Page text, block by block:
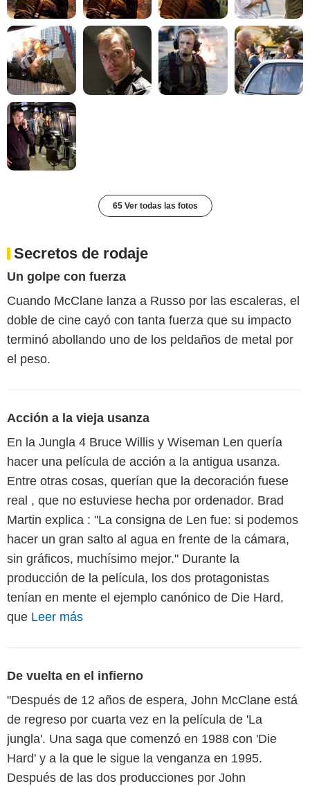
65 Ver todas las fotos
Secretos de rodaje
Un golpe con fuerza
Cuando McClane lanza a Russo por las escaleras, el
doble de cine cayó con tanta fuerza que su impacto
terminó abollando uno de los peldaños de metal por
el peso.
Acción a la vieja usanza
En la Jungla 4 Bruce Willis y Wiseman Len quería
hacer una película de acción a la antigua usanza.
Entre otras cosas, querían que la decoración fuese
real , que no estuviese hecha por ordenador. Brad
Martin explica : "La consigna de Len fue: si podemos
hacer un gran salto al agua en frente de la cámara,
sin gráficos, muchísimo mejor." Durante la
producción de la película, los dos protagonistas
tenían en mente el ejemplo canónico de Die Hard,
que Leer más
De vuelta en el infierno
"Después de 12 años de espera, John McClane está
de regreso por cuarta vez en la película de 'La
jungla'. Una saga que comenzó en 1988 con 'Die
Hard' y a la que le sigue la venganza en 1995.
Después de las dos producciones por John